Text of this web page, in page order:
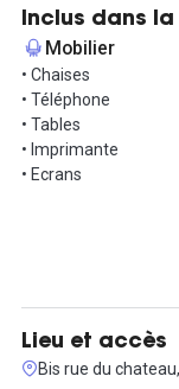
- Une machine
shirt)
- Table de coupe,
- Table de presse +
- Deux mannequins
- Des règles, mètre,
Le lieu est
sera demandée
Pour une visite ou
Inclus dans
Mobilier
• Chaises
• Téléphone
• Tables
• Imprimante
• Ecrans
Lieu et accès
Bis rue du